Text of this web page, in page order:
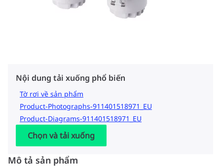
Nội dung tải xuống phổ biến
Tờ rơi về sản phẩm
Product-Photographs-911401518971_EU
Product-Diagrams-911401518971_EU
Chọn và tải xuống
Mô tả sản phẩm